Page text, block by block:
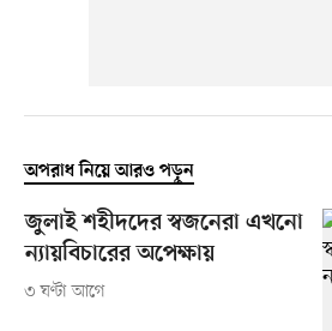
অপরাধ নিয়ে আরও পড়ুন
জুলাই শহীদদের স্বজনেরা এখনো
ন্যায়বিচারের অপেক্ষায়
৩ ঘণ্টা আগে